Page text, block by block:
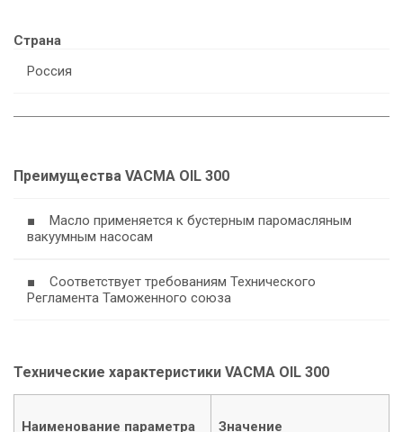
Страна
Россия
Преимущества VACMA OIL 300
■ Масло применяется к бустерным паромасляным
вакуумным насосам
■ Соответствует требованиям Технического
Регламента Таможенного союза
Технические характеристики VACMA OIL 300
Наименование параметра Значение